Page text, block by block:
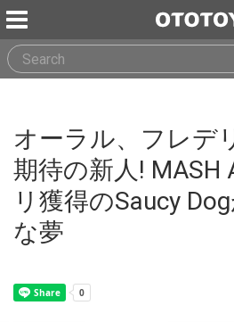
オーラル、フレデ
期待の新人! MASH
リ獲得のSaucy
な夢